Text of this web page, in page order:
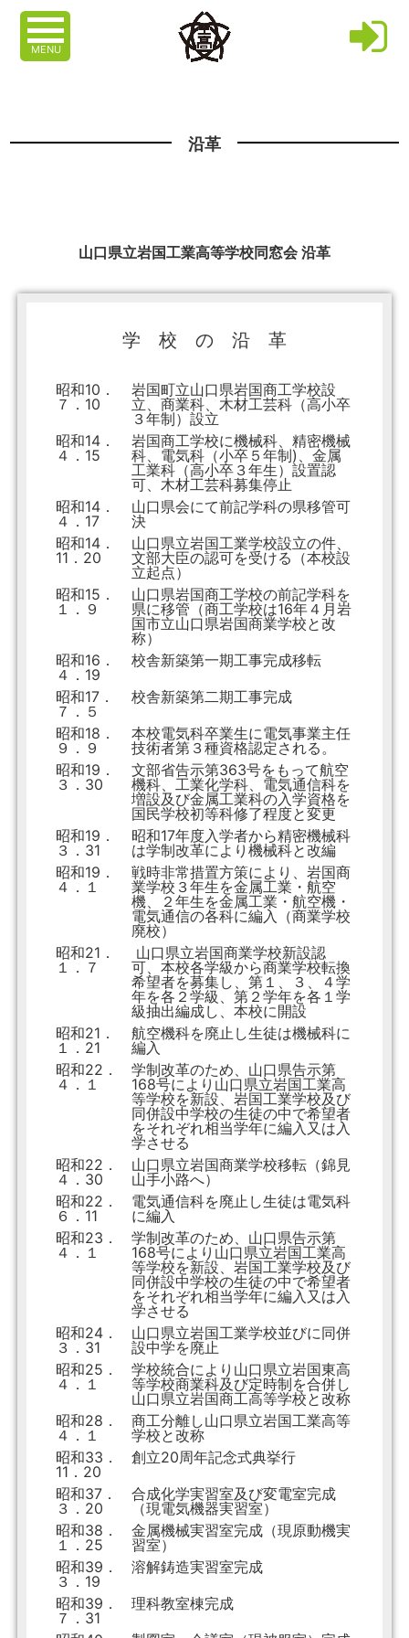
MENU
沿革
山口県立岩国工業高等学校同窓会 沿革
学 校 の 沿 革
昭和10．
７．10
岩国町立山口県岩国商工学校設
立、商業科、木材工芸科（高小卒
３年制）設立
昭和14．
４．15
岩国商工学校に機械科、精密機械
科、電気科（小卒５年制)、金属
工業科（高小卒３年生）設置認
可、木材工芸科募集停止
昭和14．
４．17
山口県会にて前記学科の県移管可
決
昭和14．
11．20
山口県立岩国工業学校設立の件、
文部大臣の認可を受ける（本校設
立起点）
昭和15．
１．９
山口県岩国商工学校の前記学科を
県に移管（商工学校は16年４月岩
国市立山口県岩国商業学校と改
称）
昭和16．
４．19
校舎新築第一期工事完成移転
昭和17．
７．５
校舎新築第二期工事完成
昭和18．
９．９
本校電気科卒業生に電気事業主任
技術者第３種資格認定される。
昭和19．
３．30
文部省告示第363号をもって航空
機科、工業化学科、電気通信科を
増設及び金属工業科の入学資格を
国民学校初等科修了程度と変更
昭和19．
３．31
昭和17年度入学者から精密機械科
は学制改革により機械科と改編
昭和19．
４．１
戦時非常措置方策により、岩国商
業学校３年生を金属工業・航空
機、２年生を金属工業・航空機・
電気通信の各科に編入（商業学校
廃校）
昭和21．
１．７
山口県立岩国商業学校新設認
可、本校各学級から商業学校転換
希望者を募集し、第１、３、４学
年を各２学級、第２学年を各１学
級抽出編成し、本校に開設
昭和21．
１．21
航空機科を廃止し生徒は機械科に
編入
昭和22．
４．１
学制改革のため、山口県告示第
168号により山口県立岩国工業高
等学校を新設、岩国工業学校及び
同併設中学校の生徒の中で希望者
をそれぞれ相当学年に編入又は入
学させる
昭和22．
４．30
山口県立岩国商業学校移転（錦見
山手小路へ）
昭和22．
６．11
電気通信科を廃止し生徒は電気科
に編入
昭和23．
４．１
学制改革のため、山口県告示第
168号により山口県立岩国工業高
等学校を新設、岩国工業学校及び
同併設中学校の生徒の中で希望者
をそれぞれ相当学年に編入又は入
学させる
昭和24．
３．31
山口県立岩国工業学校並びに同併
設中学を廃止
昭和25．
４．１
学校統合により山口県立岩国東高
等学校商業科及び定時制を合併し
山口県立岩国商工高等学校と改称
昭和28．
４．１
商工分離し山口県立岩国工業高等
学校と改称
昭和33．
11．20
創立20周年記念式典挙行
昭和37．
３．20
合成化学実習室及び変電室完成
（現電気機器実習室）
昭和38．
１．25
金属機械実習室完成（現原動機実
習室）
昭和39．
３．19
溶解鋳造実習室完成
昭和39．
７．31
理科教室棟完成